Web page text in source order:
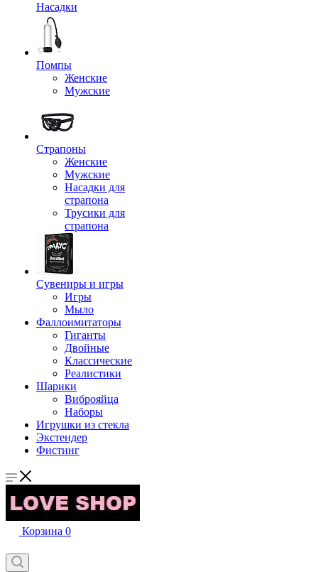
Насадки
Помпы
Женские
Мужские
Страпоны
Женские
Мужские
Насадки для
страпона
Трусики для
страпона
Сувениры и игры
Игры
Мыло
Фаллоимитаторы
Гиганты
Двойные
Классические
Реалистики
Шарики
Виброяйца
Наборы
Игрушки из стекла
Экстендер
Фистинг
Корзина 0